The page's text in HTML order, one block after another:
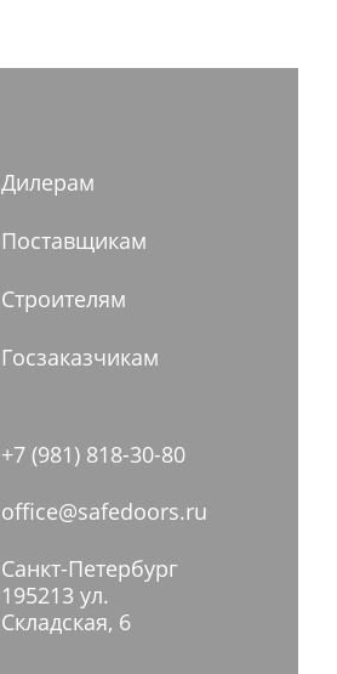
Дилерам
Поставщикам
Строителям
Госзаказчикам
+7 (981) 818-30-80
office@safedoors.ru
Санкт-Петербург
195213 ул.
Складская, 6